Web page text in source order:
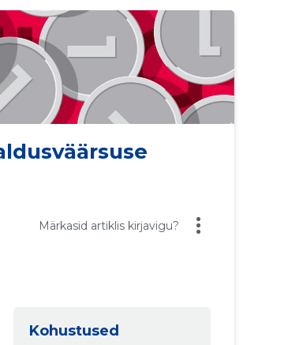
Märkasid artiklis kirjavigu?
Kohustused